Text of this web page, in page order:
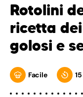
Rotolini
ricetta
golosi e
Facile